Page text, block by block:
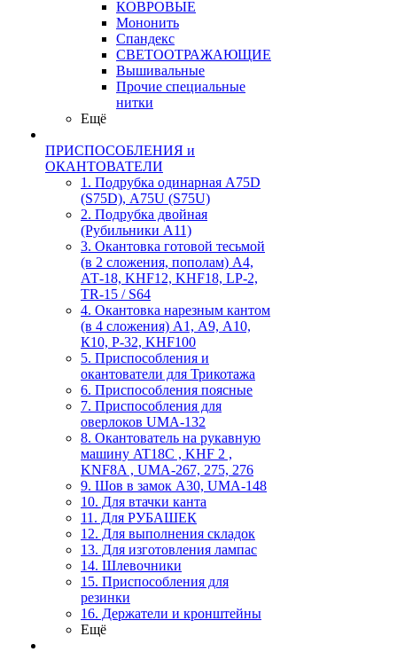
КОВРОВЫЕ
Мононить
Спандекс
СВЕТООТРАЖАЮЩИЕ
Вышивальные
Прочие специальные
нитки
Ещё
ПРИСПОСОБЛЕНИЯ и
ОКАНТОВАТЕЛИ
1. Подрубка одинарная А75D
(S75D), А75U (S75U)
2. Подрубка двойная
(Рубильники А11)
3. Окантовка готовой тесьмой
(в 2 сложения, пополам) А4,
АТ-18, KHF12, KHF18, LP-2,
TR-15 / S64
4. Окантовка нарезным кантом
(в 4 сложения) А1, А9, А10,
К10, Р-32, KHF100
5. Приспособления и
окантователи для Трикотажа
6. Приспособления поясные
7. Приспособления для
оверлоков UMA-132
8. Окантователь на рукавную
машину AT18C , KHF 2 ,
KNF8A , UMA-267, 275, 276
9. Шов в замок А30, UMA-148
10. Для втачки канта
11. Для РУБАШЕК
12. Для выполнения складок
13. Для изготовления лампас
14. Шлевочники
15. Приспособления для
резинки
16. Держатели и кронштейны
Ещё